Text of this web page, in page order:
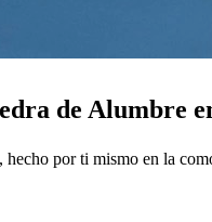
de Alumbre
por ti mismo en la